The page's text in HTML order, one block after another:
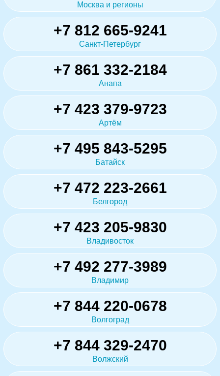
Москва и регионы
+7 812 665-9241
Санкт-Петербург
+7 861 332-2184
Анапа
+7 423 379-9723
Артём
+7 495 843-5295
Батайск
+7 472 223-2661
Белгород
+7 423 205-9830
Владивосток
+7 492 277-3989
Владимир
+7 844 220-0678
Волгоград
+7 844 329-2470
Волжский